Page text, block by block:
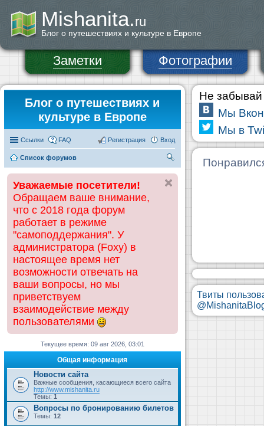
Mishanita.ru
Блог о путешествиях и культуре в Европе
Заметки Фотографии
Блог о путешествиях и
культуре в Европе
Ссылки FAQ Вход
Регистрация
Список форумов
ск
Уважаемые посетители!
Обращаем ваше внимание,
что с 2018 года форум
работает в режиме
"самоподдержания". У
администратора (Foxy) в
настоящее время нет
возможности отвечать на
ваши вопросы, но мы
приветствуем
взаимодействие между
пользователями
Текущее время: 09 авг 2026, 03:01
Общая информация
Новости сайта
Важные сообщения, касающиеся всего сайта
http://www.mishanita.ru
Темы: 1
Вопросы по бронированию билетов
Темы: 12
Не забывай
Мы
Мы в
Твиты